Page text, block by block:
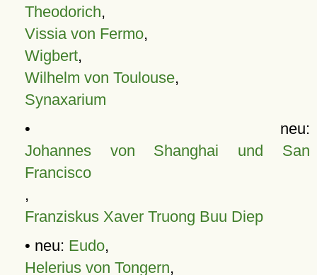
Theodorich,
Vissia von Fermo,
Wigbert,
Wilhelm von Toulouse,
Synaxarium
• neu:
Johannes von Shanghai und San
Francisco
,
Franziskus Xaver Truong Buu Diep
• neu: Eudo,
Helerius von Tongern,